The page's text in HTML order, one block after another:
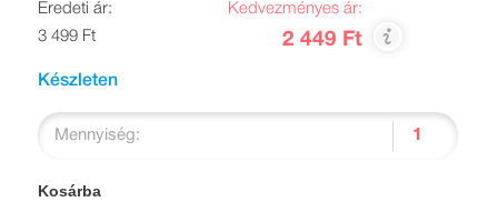
Eredeti ár:
3 499 Ft
Kedvezményes ár:
2 449 Ft
Készleten
Mennyiség:
Kosárba